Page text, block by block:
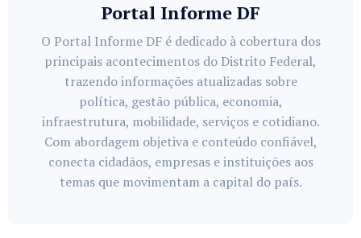
Portal Informe DF
O Portal Informe DF é dedicado à cobertura dos
principais acontecimentos do Distrito Federal,
trazendo informações atualizadas sobre
política, gestão pública, economia,
infraestrutura, mobilidade, serviços e cotidiano.
Com abordagem objetiva e conteúdo confiável,
conecta cidadãos, empresas e instituições aos
temas que movimentam a capital do país.